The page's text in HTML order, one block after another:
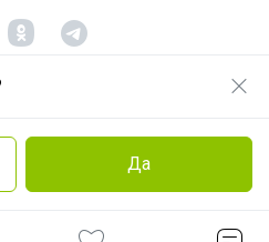
Да
2012 -2026
пользователя